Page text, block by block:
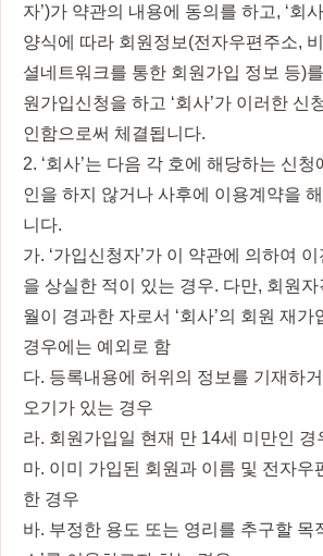
자’)가 약관의 내용에 동의를 하고, ‘회
양식에 따라 회원정보(전자우편주소,
셜네트워크를 통한 회원가입 정보 등)
원가입신청을 하고 ‘회사’가 이러한 신
인함으로써 체결됩니다.
2. ‘회사’는 다음 각 호에 해당하는 신
인을 하지 않거나 사후에 이용계약을
니다.
가. ‘가입신청자’가 이 약관에 의하여
을 상실한 적이 있는 경우. 다만, 회원자
월이 경과한 자로서 ‘회사’의 회원 재가
경우에는 예외로 함
다. 등록내용에 허위의 정보를 기재하
오기가 있는 경우
라. 회원가입일 현재 만 14세 미만인 경
마. 이미 가입된 회원과 이름 및 전자우
한 경우
바. 부정한 용도 또는 영리를 추구할 목